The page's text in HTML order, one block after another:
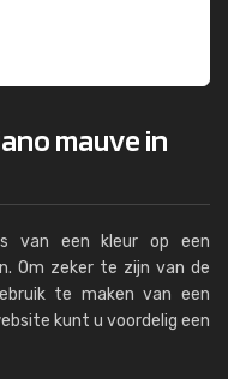
mauve in
van een kleur op een
Om zeker te zijn van de
te maken van een
kunt u voordelig een